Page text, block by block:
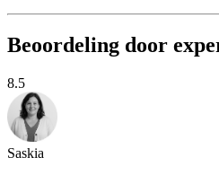
Beoordeling door
8.5
Saskia